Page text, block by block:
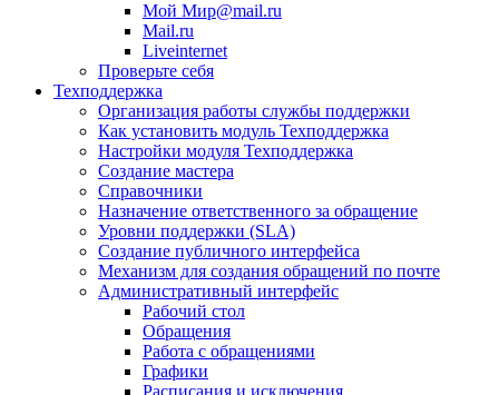
Мой Мир@mail.ru
Mail.ru
Liveinternet
Проверьте себя
Техподдержка
Организация работы службы поддержки
Как установить модуль Техподдержка
Настройки модуля Техподдержка
Создание мастера
Справочники
Назначение ответственного за обращение
Уровни поддержки (SLA)
Создание публичного интерфейса
Механизм для создания обращений по почте
Административный интерфейс
Рабочий стол
Обращения
Работа с обращениями
Графики
Расписания и исключения